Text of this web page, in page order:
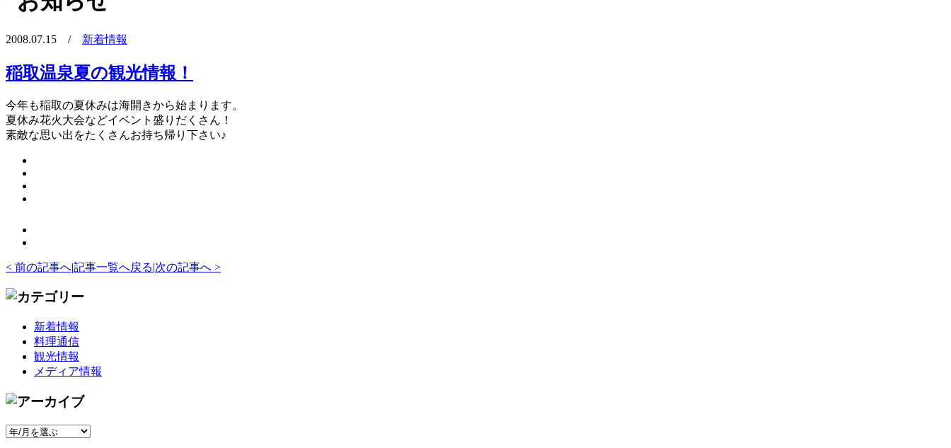
2008.07.15 / 新着情報
稲取温泉夏の観光情報！
今年も稲取の夏休みは海開きから始まります。
夏休み花火大会などイベント盛りだくさん！
素敵な思い出をたくさんお持ち帰り下さい♪
< 前の記事へ|記事一覧へ戻る|次の記事へ >
新着情報
料理通信
観光情報
メディア情報